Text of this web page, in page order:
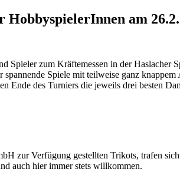
am
Spieler zum Kräftemessen in der
spannende Spiele mit teilweise ganz
Ende des Turniers die jeweils drei besten
zur Verfügung gestellten Trikots, trafen
auch hier immer stets willkommen.